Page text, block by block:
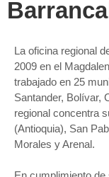
La oficina regional
2009 en el
trabajado en 25
Santander, Bolívar,
regional concentra
(Antioquia), San
Morales y Arenal.